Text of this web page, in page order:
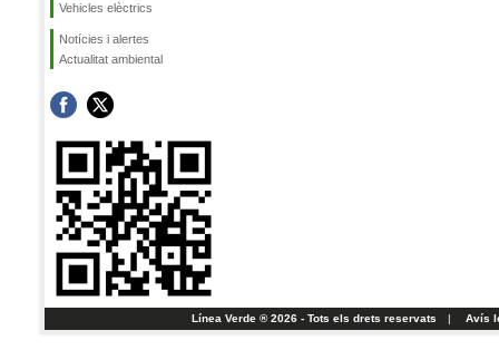
Vehicles elèctrics
Notícies i alertes
Actualitat ambiental
Línea Verde ® 2026 - Tots els drets reservats | Avís